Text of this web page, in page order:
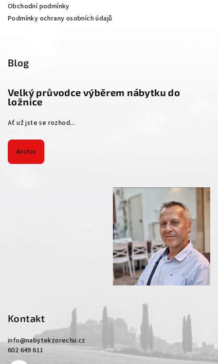
Obchodní podmínky
Podmínky ochrany osobních údajů
Blog
Velký průvodce výběrem nábytku do
ložnice
Ať už jste se rozhod...
Archiv
Kontakt
info@nabytekzorechu.cz
602 649 611